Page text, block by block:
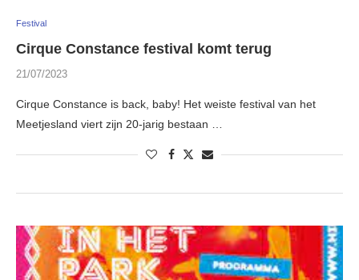
Festival
Cirque Constance festival komt terug
21/07/2023
Cirque Constance is back, baby! Het weiste festival van het
Meetjesland viert zijn 20-jarig bestaan …